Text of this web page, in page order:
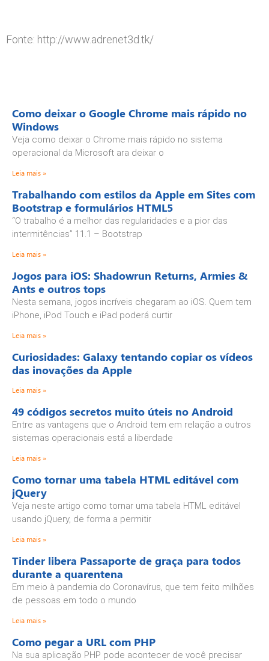
Fonte: http://www.adrenet3d.tk/
Como deixar o Google Chrome mais rápido no
Windows
Veja como deixar o Chrome mais rápido no sistema
operacional da Microsoft ara deixar o
Leia mais »
Trabalhando com estilos da Apple em Sites com
Bootstrap e formulários HTML5
“O trabalho é a melhor das regularidades e a pior das
intermitências” 11.1 – Bootstrap
Leia mais »
Jogos para iOS: Shadowrun Returns, Armies &
Ants e outros tops
Nesta semana, jogos incríveis chegaram ao iOS. Quem tem
iPhone, iPod Touch e iPad poderá curtir
Leia mais »
Curiosidades: Galaxy tentando copiar os vídeos
das inovações da Apple
Leia mais »
49 códigos secretos muito úteis no Android
Entre as vantagens que o Android tem em relação a outros
sistemas operacionais está a liberdade
Leia mais »
Como tornar uma tabela HTML editável com
jQuery
Veja neste artigo como tornar uma tabela HTML editável
usando jQuery, de forma a permitir
Leia mais »
Tinder libera Passaporte de graça para todos
durante a quarentena
Em meio à pandemia do Coronavírus, que tem feito milhões
de pessoas em todo o mundo
Leia mais »
Como pegar a URL com PHP
Na sua aplicação PHP pode acontecer de você precisar